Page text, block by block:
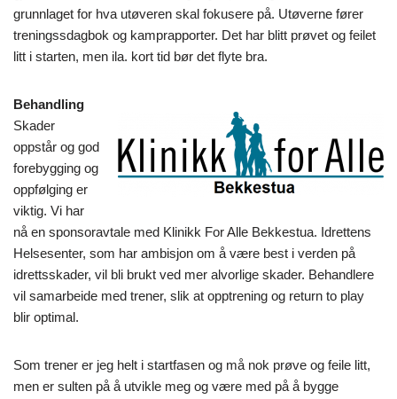
grunnlaget for hva utøveren skal fokusere på. Utøverne fører
treningssdagbok og kamprapporter. Det har blitt prøvet og feilet
litt i starten, men ila. kort tid bør det flyte bra.
Behandling
Skader
oppstår og god
forebygging og
oppfølging er
viktig. Vi har
nå en sponsoravtale med Klinikk For Alle Bekkestua. Idrettens
Helsesenter, som har ambisjon om å være best i verden på
idrettsskader, vil bli brukt ved mer alvorlige skader. Behandlere
vil samarbeide med trener, slik at opptrening og return to play
blir optimal.
Som trener er jeg helt i startfasen og må nok prøve og feile litt,
men er sulten på å utvikle meg og være med på å bygge